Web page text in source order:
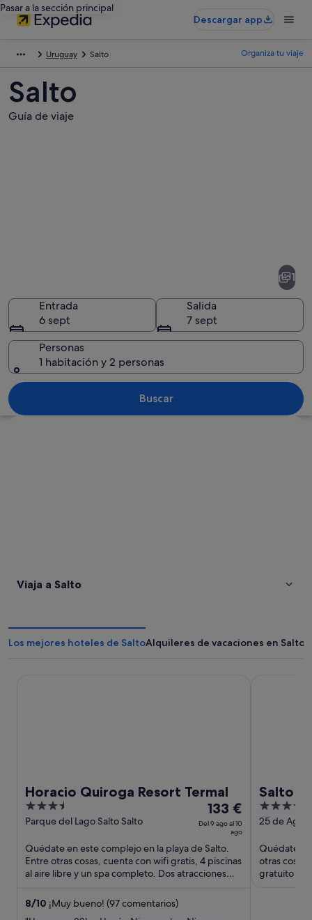
Pasar a la sección principal
Descargar app
Uruguay Salto Organiza tu viaje
Salto
Guía de viaje
Una estatua de un hombre a
1
Entrada
6 sept
Salida
7 sept
Personas
1 habitación y 2 personas
Buscar
Viaja a Salto
Los mejores hoteles de SaltoAlquileres de vacaciones en Salto
Horacio Quiroga Resort Termal
3.5
out
5
Parque del Lago Salto Salto
El
precio
de
133 €
por
133 €
Del 9 ago al 10
ago
Quédate en este complejo en la playa de Salto.
Entre otras cosas, cuenta con wifi gratis, 4 piscinas
al aire libre y un spa completo. Dos atracciones
8/10 ¡Muy bueno! (97 comentarios)
Salto
3.5
out
5
25 de
Quédate
otras
gratuito y